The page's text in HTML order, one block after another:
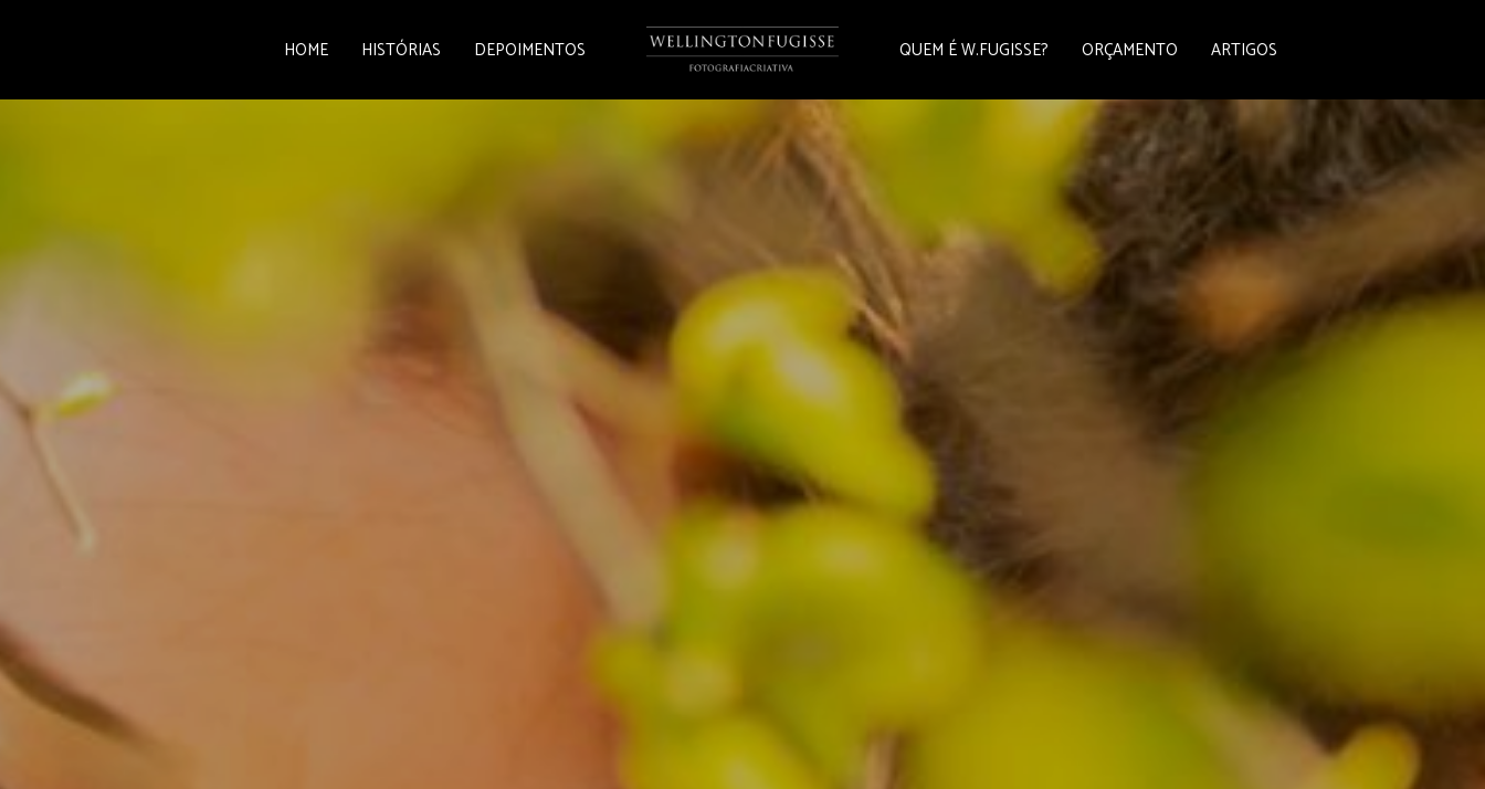
HOME HISTÓRIAS DEPOIMENTOS QUEM É W.FUGISSE? ORÇAMENTO ARTIGOS